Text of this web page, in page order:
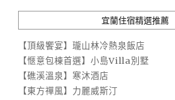
宜蘭住宿精選推薦
【頂級饗宴】瓏山林冷熱泉飯店
【愜意包棟首選】小島Villa別墅
【礁溪溫泉】寒沐酒店
【東方禪風】力麗威斯汀